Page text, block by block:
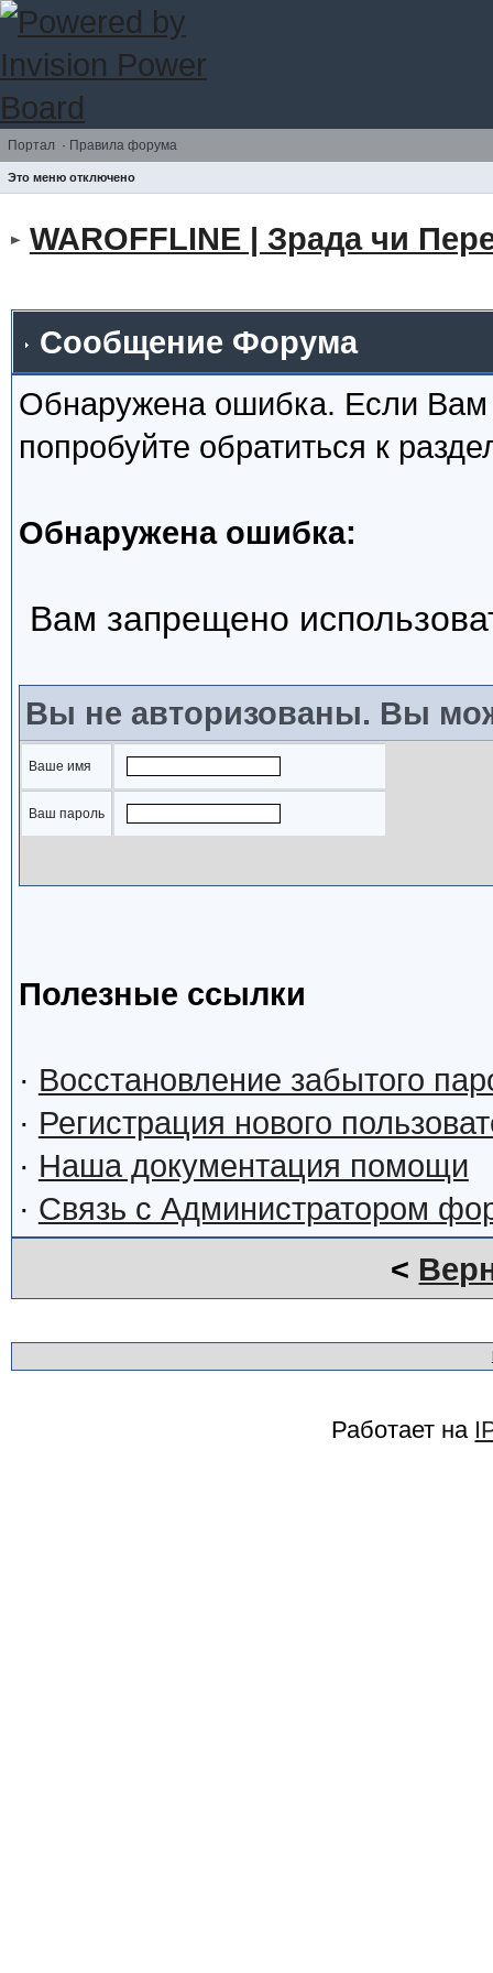
Портал · Правила форума
Это меню отключено
WAROFFLINE | Зрада чи
Сообщение Форума
Обнаружена ошибка. Если
попробуйте обратиться к
Обнаружена ошибка:
Вам запрещено
Вы не авторизованы. Вы
Ваше имя
Ваш пароль
Полезные ссылки
· Восстановление забытого
· Регистрация нового
· Наша документация помощи
· Связь с Администратором
<
Работает на